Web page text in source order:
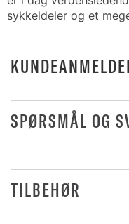
sykkeldeler og et
SPØRSMÅL OG
TILBEHØR